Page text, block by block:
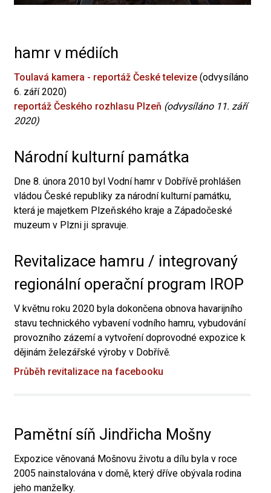
hamr v médiích
Toulavá kamera - reportáž České televize (odvysíláno
6. září 2020)
reportáž Českého rozhlasu Plzeň (odvysíláno 11. září
2020)
Národní kulturní památka
Dne 8. února 2010 byl Vodní hamr v Dobřívě prohlášen
vládou České republiky za národní kulturní památku,
která je majetkem Plzeňského kraje a Západočeské
muzeum v Plzni ji spravuje.
Revitalizace hamru / integrovaný
regionální operační program IROP
V květnu roku 2020 byla dokončena obnova havarijního
stavu technického vybavení vodního hamru, vybudování
provozního zázemí a vytvoření doprovodné expozice k
dějinám železářské výroby v Dobřívě.
Průběh revitalizace na facebooku
Pamětní síň Jindřicha Mošny
Expozice věnovaná Mošnovu životu a dílu byla v roce
2005 nainstalována v domě, který dříve obývala rodina
jeho manželky.